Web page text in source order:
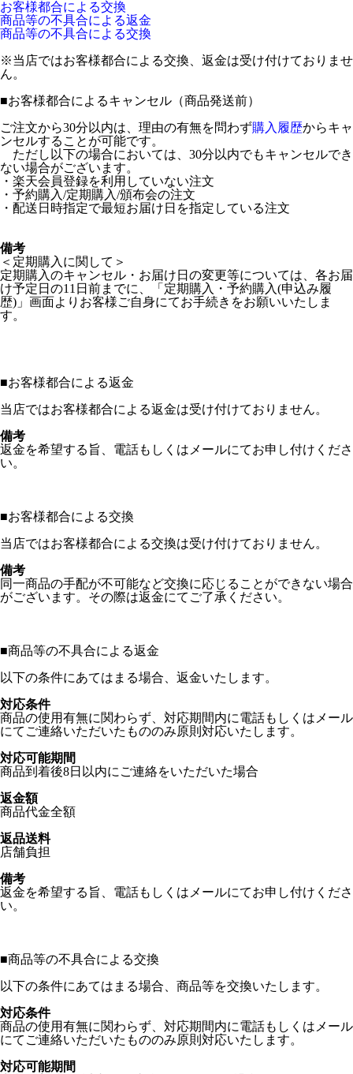
お客様都合による交換
商品等の不具合による返金
商品等の不具合による交換
※当店ではお客様都合による交換、返金は受け付けておりませ
ん。
■お客様都合によるキャンセル（商品発送前）
ご注文から30分以内は、理由の有無を問わず購入履歴からキャ
ンセルすることが可能です。
ただし以下の場合においては、30分以内でもキャンセルでき
ない場合がございます。
・楽天会員登録を利用していない注文
・予約購入/定期購入/頒布会の注文
・配送日時指定で最短お届け日を指定している注文
備考
＜定期購入に関して＞
定期購入のキャンセル・お届け日の変更等については、各お届
け予定日の11日前までに、「定期購入・予約購入(申込み履
歴)」画面よりお客様ご自身にてお手続きをお願いいたしま
す。
■お客様都合による返金
当店ではお客様都合による返金は受け付けておりません。
備考
返金を希望する旨、電話もしくはメールにてお申し付けくださ
い。
■お客様都合による交換
当店ではお客様都合による交換は受け付けておりません。
備考
同一商品の手配が不可能など交換に応じることができない場合
がございます。その際は返金にてご了承ください。
■商品等の不具合による返金
以下の条件にあてはまる場合、返金いたします。
対応条件
商品の使用有無に関わらず、対応期間内に電話もしくはメール
にてご連絡いただいたもののみ原則対応いたします。
対応可能期間
商品到着後8日以内にご連絡をいただいた場合
返金額
商品代金全額
返品送料
店舗負担
備考
返金を希望する旨、電話もしくはメールにてお申し付けくださ
い。
■商品等の不具合による交換
以下の条件にあてはまる場合、商品等を交換いたします。
対応条件
商品の使用有無に関わらず、対応期間内に電話もしくはメール
にてご連絡いただいたもののみ原則対応いたします。
対応可能期間